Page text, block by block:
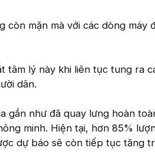
mặn mà với các dòng máy
tâm lý này khi liên tục tung ra
dân.
gần như đã quay lưng hoàn
minh. Hiện tại, hơn 85%
dự báo sẽ còn tiếp tục tăng